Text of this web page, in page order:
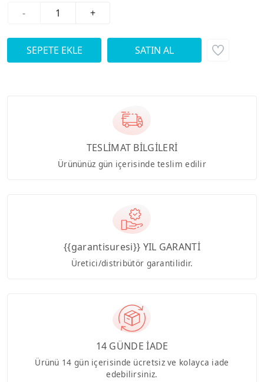
-
+
TESLİMAT BİLGİLERİ
Ürününüz gün içerisinde teslim edilir
{{garantisuresi}} YIL GARANTİ
Üretici/distribütör garantilidir.
14 GÜNDE İADE
Ürünü 14 gün içerisinde ücretsiz ve kolayca iade
edebilirsiniz.